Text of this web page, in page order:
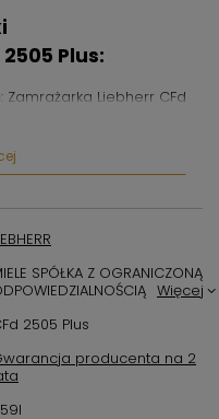
2505 Plus:
: Zamrażarka Liebherr CFd
takich jak kawiarnie czy
spożywczych.
zaawansowanemu
będziesz musiał się
zamrażarki. To oszczędza
Liebherr CFd 2505
portfel, ale również na
SPÓŁKA Z OGRANICZONĄ
Więcej
2505 Plus
producenta na 2